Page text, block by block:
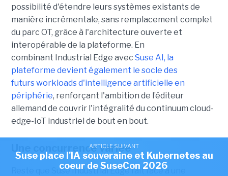
possibilité d'étendre leurs systèmes existants de
manière incrémentale, sans remplacement complet
du parc OT, grâce à l'architecture ouverte et
interopérable de la plateforme. En
combinant Industrial Edge avec Suse AI, la
plateforme devient également le socle des
futurs workloads d'intelligence artificielle en
périphérie, renforçant l'ambition de l’éditeur
allemand de couvrir l'intégralité du continuum cloud-
edge-IoT industriel de bout en bout.
Une concurrence variée
Reste que Suse Industrial Edge fait face à une
ARTICLE SUIVANT
Suse place l'IA souveraine et Kubernetes au
coeur de SuseCon 2026